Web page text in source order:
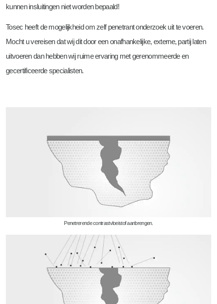
kunnen insluitingen niet worden bepaald!
Tosec heeft de mogelijkheid om zelf penetrant onderzoek uit te voeren.
Mocht u vereisen dat wij dit door een onafhankelijke, externe, partij laten
uitvoeren dan hebben wij ruime ervaring met gerenommeerde en
gecertificeerde specialisten.
Penetrerende contrastvloeistof aanbrengen.